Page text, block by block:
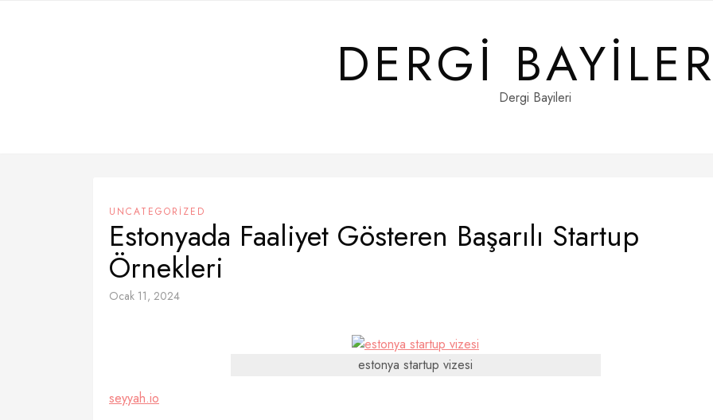
DERGIDergi Bayileri
UNCATEGORIZED
Estonyada Faaliyet Gösteren Başarılı Startup
Örnekleri
Ocak 11, 2024
estonya startup vizesi
seyyah.io